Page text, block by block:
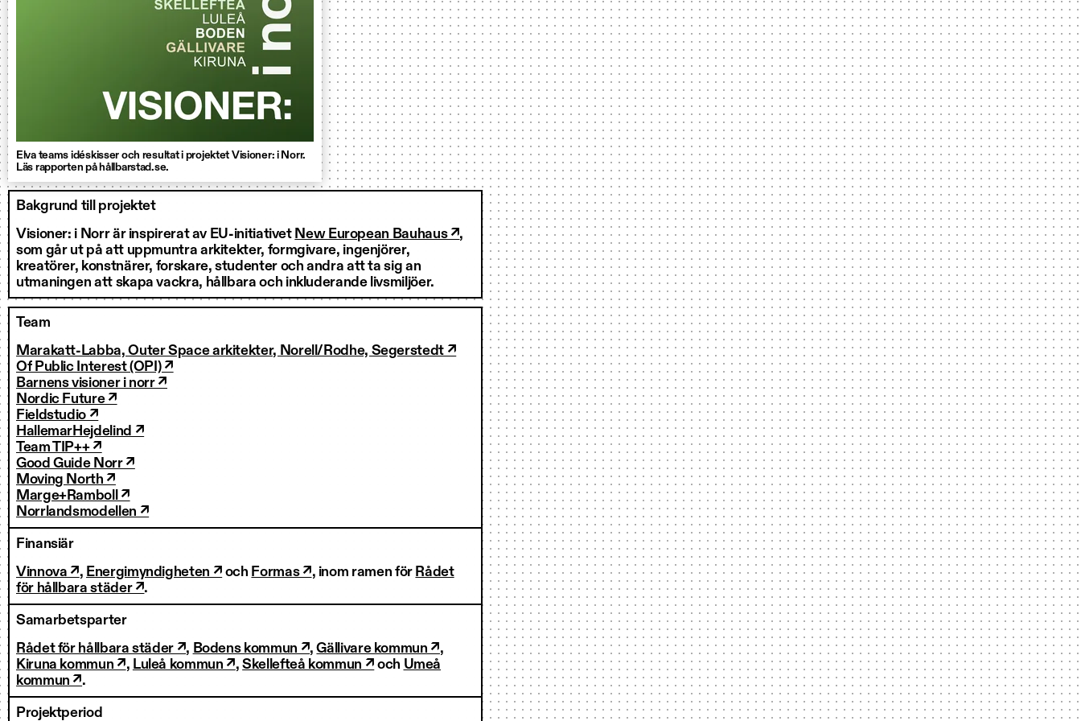
Elva teams idéskisser och resultat i projektet Visioner: i Norr.
Läs rapporten på hållbarstad.se.
Bakgrund till projektet
Visioner: i Norr är inspirerat av EU-initiativet New European Bauhaus ↗,
som går ut på att uppmuntra arkitekter, formgivare, ingenjörer,
kreatörer, konstnärer, forskare, studenter och andra att ta sig an
utmaningen att skapa vackra, hållbara och inkluderande livsmiljöer.
Team
Marakatt-Labba, Outer Space arkitekter, Norell/Rodhe, Segerstedt ↗
Of Public Interest (OPI) ↗
Barnens visioner i norr ↗
Nordic Future ↗
Fieldstudio ↗
HallemarHejdelind ↗
Team TIP++ ↗
Good Guide Norr ↗
Moving North ↗
Marge+Ramboll ↗
Norrlandsmodellen ↗
Finansiär
Vinnova ↗, Energimyndigheten ↗ och Formas ↗, inom ramen för Rådet
för hållbara städer ↗.
Samarbetsparter
Rådet för hållbara städer ↗, Bodens kommun ↗,Gällivare kommun ↗,
Kiruna kommun ↗, Luleå kommun ↗,Skellefteå kommun ↗ och Umeå
kommun ↗.
Projektperiod